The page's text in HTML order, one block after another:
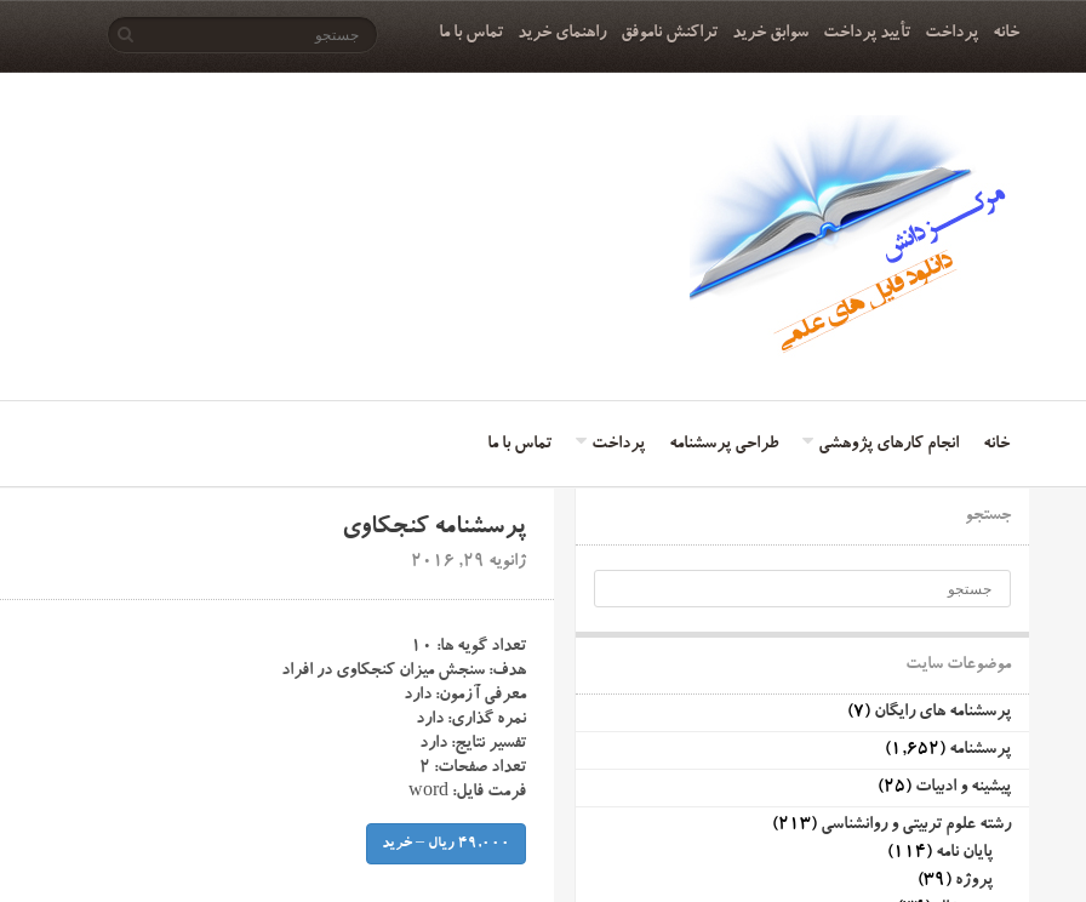
خانه پرداخت تأیید پرداخت سوابق خرید تراکنش ناموفق راهنمای خرید تماس با ما
خانه انجام کارهای پژوهشی طراحی پرسشنامه پرداخت تماس با ما
پرسشنامه کنجکاوی
ژانویه 29, 2016
تعداد گویه ها: ۱۰
هدف: سنجش میزان کنجکاوی در افراد
معرفی آزمون: دارد
نمره گذاری: دارد
تفسیر نتایج: دارد
تعداد صفحات: ۲
فرمت فایل: word
49,000 ریال – خرید
جستجو
موضوعات سایت
پرسشنامه های رایگان (7)
پرسشنامه (1,652)
پیشینه و ادبیات (25)
رشته علوم تربیتی و روانشناسی (213)
پایان نامه (114)
پروژه (39)